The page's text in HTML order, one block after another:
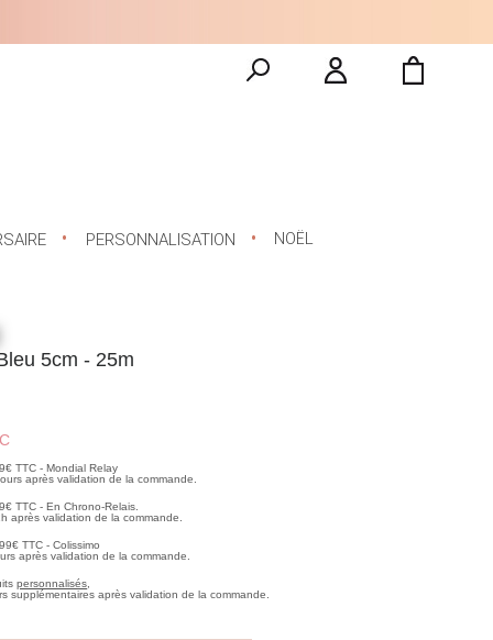
PERSONNALISATION NOËL
5cm - 25m
TTC - Mondial Relay
après validation de la commande.
TTC - En Chrono-Relais.
après validation de la commande.
TTC - Colissimo
après validation de la commande.
personnalisés
supplémentaires après validation de la commande.